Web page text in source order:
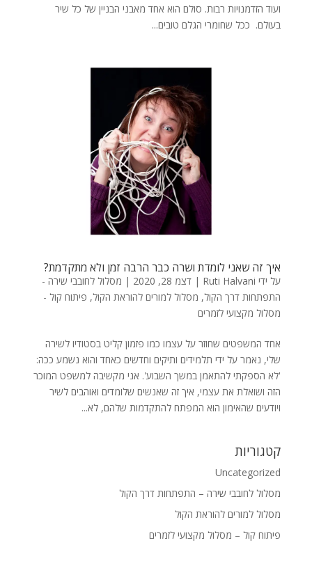
ועוד הזדמנויות רבות. סולם הוא אחד מאבני הבניין של כל שיר
בעולם. ככל שחומרי הגלם טובים...
איך זה שאני לומדת ושרה כבר הרבה זמן ולא מתקדמת?
על ידי Ruti Halvani
| דצמ 28, 2020 | מסלול לחובבי שירה -
התפתחות דרך הקול, מסלול למורים להוראת הקול, פיתוח קול -
מסלול מקצועי לזמרים
אחד המשפטים שחוזר על עצמו כמו פזמון קליט בסטודיו לשירה
שלי, נאמר על ידי תלמידים ותיקים וחדשים כאחד והוא נשמע ככה:
'לא הספקתי להתאמן במשך השבוע'. אני מקשיבה למשפט המוכר
הזה ושואלת את עצמי, איך זה שאנשים שלומדים ואוהבים לשיר
ויודעים שהאימון הוא המפתח להתקדמות שלהם, לא...
קטגוריות
Uncategorized
מסלול לחובבי שירה – התפתחות דרך הקול
מסלול למורים להוראת הקול
פיתוח קול – מסלול מקצועי לזמרים